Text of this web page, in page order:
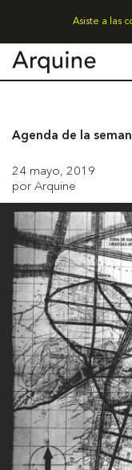
Asiste a las
Agenda de la
24 mayo, 2019
por Arquine